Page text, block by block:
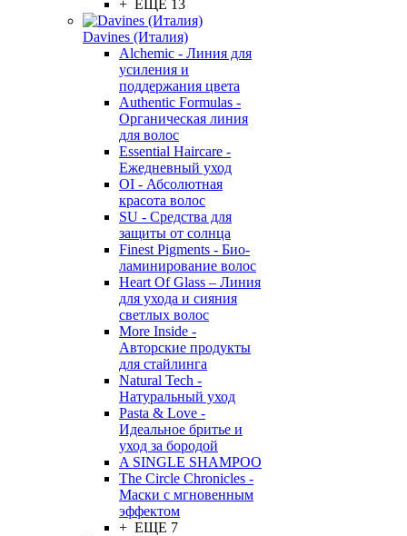
+ ЕЩЕ 13
Davines (Италия)
Alchemic - Линия для
усиления и
поддержания цвета
Authentic Formulas -
Органическая линия
для волос
Essential Haircare -
Eжедневный уход
OI - Абсолютная
красота волос
SU - Средства для
защиты от солнца
Finest Pigments - Био-
ламинирование волос
Heart Of Glass – Линия
для ухода и сияния
светлых волос
More Inside -
Авторские продукты
для стайлинга
Natural Tech -
Натуральный уход
Pasta & Love -
Идеальное бритье и
уход за бородой
A SINGLE SHAMPOO
The Circle Chronicles -
Маски с мгновенным
эффектом
+ ЕЩЕ 7